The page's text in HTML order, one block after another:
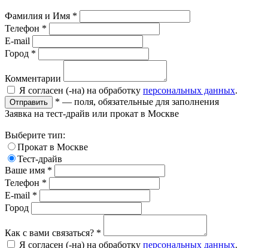
Фамилия и Имя *
Телефон *
E-mail
Город *
Комментарии
Я согласен (-на) на обработку персональных данных.
Отправить * — поля, обязательные для заполнения
Заявка на тест-драйв или прокат в Москве
Выберите тип:
Прокат в Москве
Тест-драйв
Ваше имя *
Телефон *
E-mail *
Город
Как с вами связаться? *
Я согласен (-на) на обработку персональных данных.